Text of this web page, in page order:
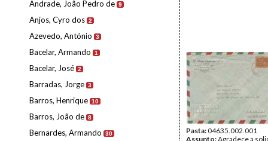
Andrade, João Pedro de 9
Anjos, Cyro dos 2
Azevedo, António 3
Bacelar, Armando 1
Bacelar, José 2
Barradas, Jorge 3
Barros, Henrique 10
Barros, João de 8
Bernardes, Armando 30 Pasta:04635.002.001
Assunto:Agradece a